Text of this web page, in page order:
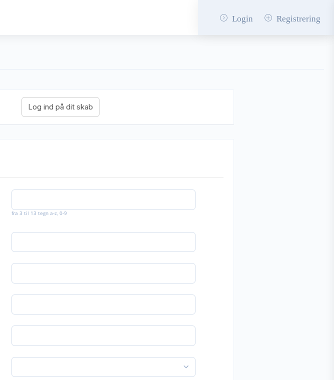
Login Registrering
fra 3 til 13 tegn a-z, 0-9